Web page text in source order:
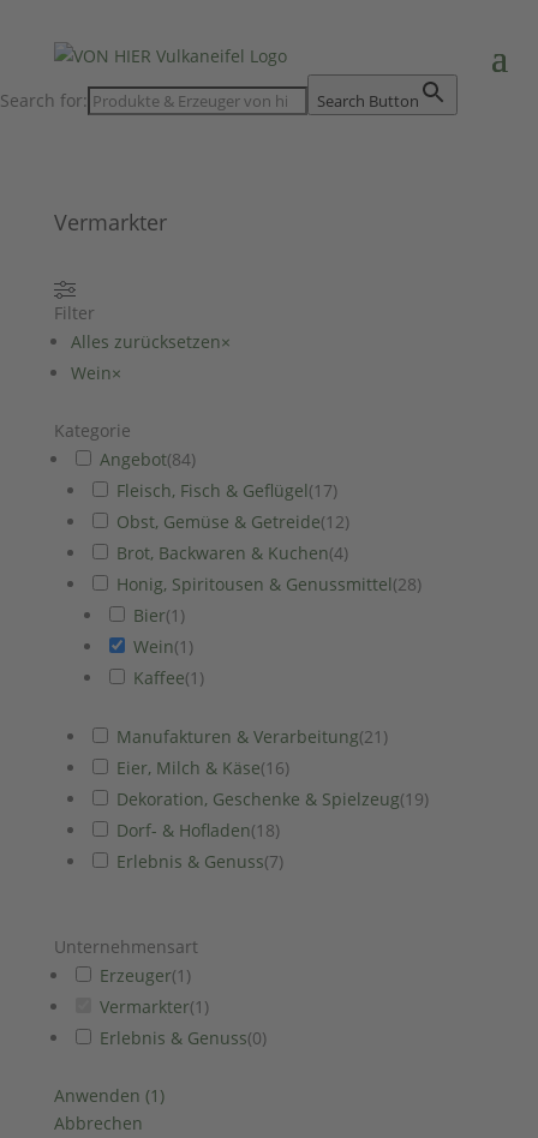
Search for: Search Button
Vermarkter
Filter
Alles zurücksetzen×
Wein×
Kategorie
Angebot(84)
Fleisch, Fisch & Geflügel(17)
Obst, Gemüse & Getreide(12)
Brot, Backwaren & Kuchen(4)
Honig, Spiritousen & Genussmittel(28)
Bier(1 )
Wein(1 )
Kaffee(1 )
Manufakturen & Verarbeitung(21 )
Eier, Milch & Käse(16)
Dekoration, Geschenke & Spielzeug(19)
Dorf- & Hofladen(18)
Erlebnis & Genuss(7)
Unternehmensart
Erzeuger(1 )
Vermarkter(1 )
Erlebnis & Genuss(0)
Anwenden (1 )
Abbrechen